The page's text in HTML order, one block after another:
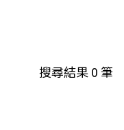
搜尋結果0筆